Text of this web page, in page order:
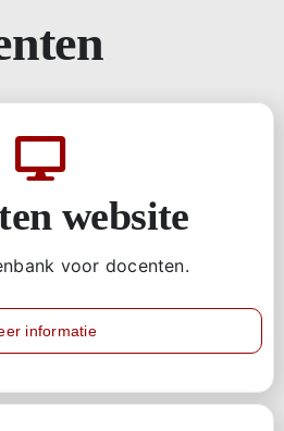
website
voor docenten.
informatie